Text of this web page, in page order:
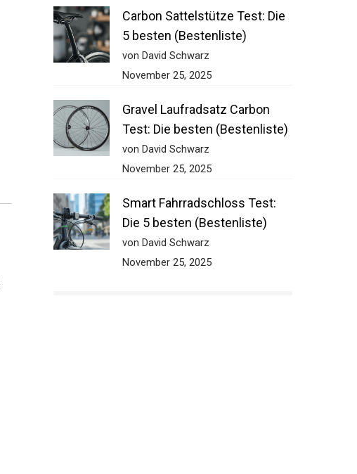
Carbon Sattelstütze Test: Die
5 besten (Bestenliste)
von David Schwarz
November 25, 2025
Gravel Laufradsatz Carbon
Test: Die besten (Bestenliste)
von David Schwarz
November 25, 2025
Smart Fahrradschloss Test:
Die 5 besten (Bestenliste)
von David Schwarz
November 25, 2025